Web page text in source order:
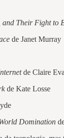
Their Fight to
de Janet Murray
de Claire
de Kate Losse
Domination